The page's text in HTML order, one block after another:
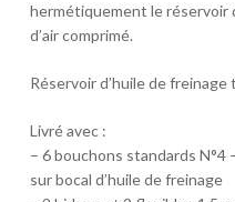
hermétiquement le réservoir
d’air comprimé.
Réservoir d’huile de
Livré avec :
– 6 bouchons standards N°4
sur bocal d’huile de freinage